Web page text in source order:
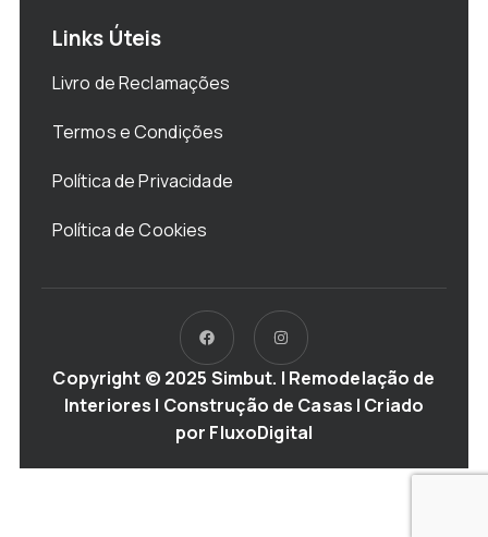
Links Úteis
Livro de Reclamações
Termos e Condições
Política de Privacidade
Política de Cookies
Copyright © 2025 Simbut. | Remodelação de
Interiores | Construção de Casas | Criado
por FluxoDigital